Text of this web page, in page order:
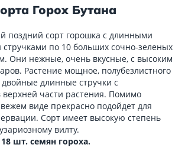
Горох Бутана
поздний сорт горошка с длинными
стручками по 10 больших сочно-зеленых
Они нежные, очень вкусные, с высоким
Растение мощное, полубезлистного
длинные стручки с
части растения. Помимо
виде прекрасно подойдет для
Сорт имеет высокую степень
вилту.
шт. семян гороха.